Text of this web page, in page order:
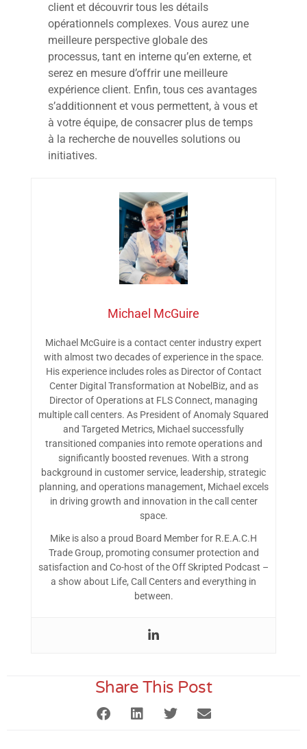
client et découvrir tous les détails
opérationnels complexes. Vous aurez une
meilleure perspective globale des
processus, tant en interne qu’en externe, et
serez en mesure d’offrir une meilleure
expérience client. Enfin, tous ces avantages
s’additionnent et vous permettent, à vous et
à votre équipe, de consacrer plus de temps
à la recherche de nouvelles solutions ou
initiatives.
Michael McGuire
Michael McGuire is a contact center industry expert
with almost two decades of experience in the space.
His experience includes roles as Director of Contact
Center Digital Transformation at NobelBiz, and as
Director of Operations at FLS Connect, managing
multiple call centers. As President of Anomaly Squared
and Targeted Metrics, Michael successfully
transitioned companies into remote operations and
significantly boosted revenues. With a strong
background in customer service, leadership, strategic
planning, and operations management, Michael excels
in driving growth and innovation in the call center
space.
Mike is also a proud Board Member for R.E.A.C.H
Trade Group, promoting consumer protection and
satisfaction and Co-host of the Off Skripted Podcast –
a show about Life, Call Centers and everything in
between.
Share This Post